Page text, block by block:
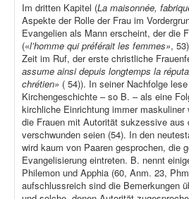
Im dritten Kapitel (La maisonnée,
Aspekte der Rolle der Frau im
Evangelien als Mann erscheint, der die
(«l’homme qui préférait les femmes»,
Zeit im Ruf, der erste christliche
assume ainsi depuis longtemps la
chrétien» ( 54)). In seiner Nachfolge
Kirchengeschichte – so B. – als eine
kirchliche Einrichtung immer maskuliner
die Frauen mit Autorität sukzessive aus
verschwunden seien (54). In den
wird kaum von Paaren gesprochen, die
Evangelisierung eintreten. B. nennt
Philemon und Apphia (60, Anm. 23,
aufschlussreich sind die Bemerkungen